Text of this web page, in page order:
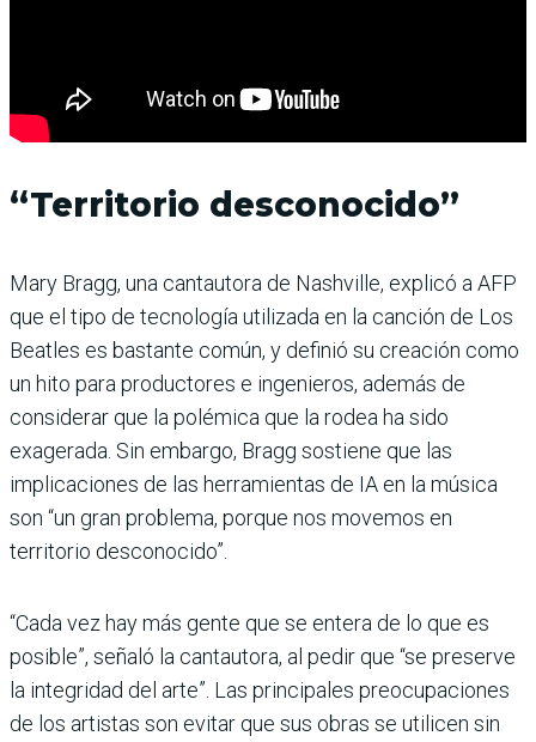
“Territorio desconocido”
Mary Bragg, una cantautora de Nashville, explicó a AFP
que el tipo de tecnología utilizada en la canción de Los
Beatles es bastante común, y definió su creación como
un hito para productores e ingenieros, además de
considerar que la polémica que la rodea ha sido
exagerada. Sin embargo, Bragg sostiene que las
implicaciones de las herramientas de IA en la música
son “un gran problema, porque nos movemos en
territorio desconocido”.
“Cada vez hay más gente que se entera de lo que es
posible”, señaló la cantautora, al pedir que “se preserve
la integridad del arte”. Las principales preocupaciones
de los artistas son evitar que sus obras se utilicen sin